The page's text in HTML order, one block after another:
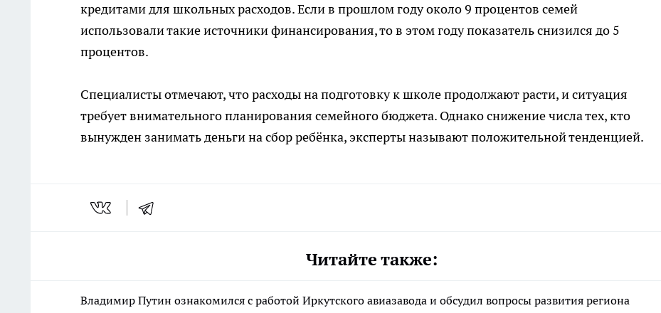
кредитами для школьных расходов. Если в прошлом году около 9 процентов семей
использовали такие источники финансирования, то в этом году показатель снизился до 5
процентов.
Специалисты отмечают, что расходы на подготовку к школе продолжают расти, и ситуация
требует внимательного планирования семейного бюджета. Однако снижение числа тех, кто
вынужден занимать деньги на сбор ребёнка, эксперты называют положительной тенденцией.
Читайте также:
Владимир Путин ознакомился с работой Иркутского авиазавода и обсудил вопросы развития региона